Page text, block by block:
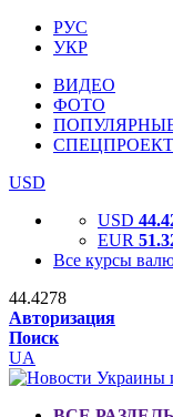
РУС
УКР
ВИДЕО
ФОТО
USD
USD
EUR
Все курсы
44.4278
Авторизация
Поиск
UA